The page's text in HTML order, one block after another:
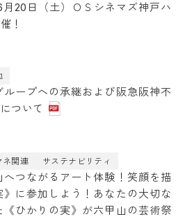
20日（土）ＯＳシネマズ神戸ハ
！
ループへの承継および阪急阪神不
ついて
ネ関連 サステナビリティ
へつながるアート体験！笑顔を描
》に参加しよう！あなたの大切な
《ひかりの実》が六甲山の芸術祭